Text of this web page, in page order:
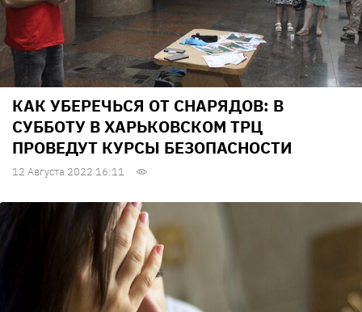
КАК УБЕРЕЧЬСЯ ОТ СНАРЯДОВ: В
СУББОТУ В ХАРЬКОВСКОМ ТРЦ
ПРОВЕДУТ КУРСЫ БЕЗОПАСНОСТИ
12 Августа 2022 16:11